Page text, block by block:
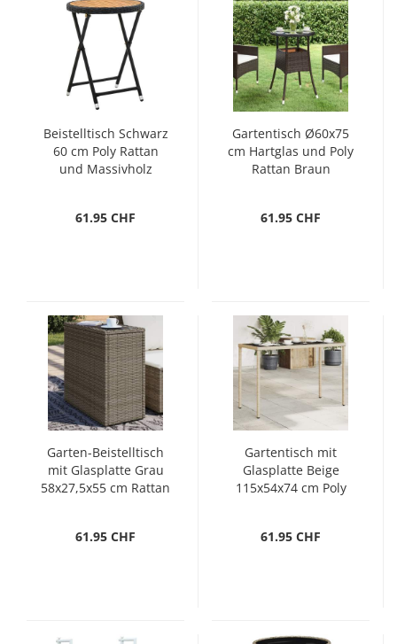
Beistelltisch Schwarz
60 cm Poly Rattan
und Massivholz
61.95 CHF
Gartentisch Ø60x75
cm Hartglas und Poly
Rattan Braun
61.95 CHF
Garten-Beistelltisch
mit Glasplatte Grau
58x27,5x55 cm Rattan
61.95 CHF
Gartentisch mit
Glasplatte Beige
115x54x74 cm Poly
61.95 CHF